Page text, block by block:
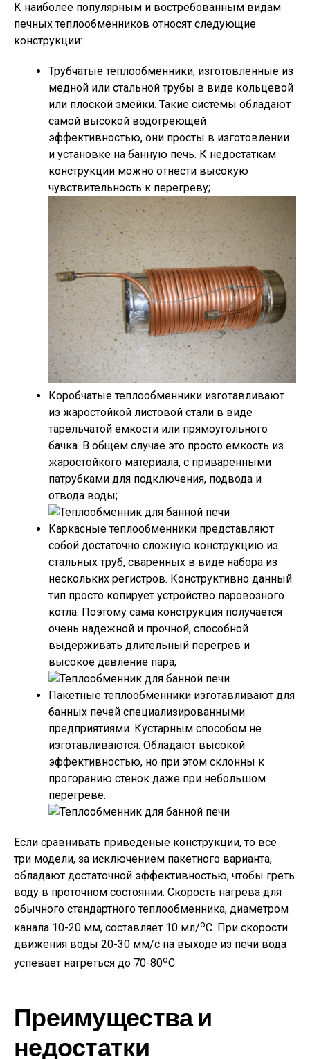
К наиболее популярным и востребованным видам
печных теплообменников относят следующие
конструкции:
Трубчатые теплообменники, изготовленные из
медной или стальной трубы в виде кольцевой
или плоской змейки. Такие системы обладают
самой высокой водогреющей
эффективностью, они просты в изготовлении
и установке на банную печь. К недостаткам
конструкции можно отнести высокую
чувствительность к перегреву;
Коробчатые теплообменники изготавливают
из жаростойкой листовой стали в виде
тарельчатой емкости или прямоугольного
бачка. В общем случае это просто емкость из
жаростойкого материала, с приваренными
патрубками для подключения, подвода и
отвода воды;
Каркасные теплообменники представляют
собой достаточно сложную конструкцию из
стальных труб, сваренных в виде набора из
нескольких регистров. Конструктивно данный
тип просто копирует устройство паровозного
котла. Поэтому сама конструкция получается
очень надежной и прочной, способной
выдерживать длительный перегрев и
высокое давление пара;
Пакетные теплообменники изготавливают для
банных печей специализированными
предприятиями. Кустарным способом не
изготавливаются. Обладают высокой
эффективностью, но при этом склонны к
прогоранию стенок даже при небольшом
перегреве.
Если сравнивать приведеные конструкции, то все
три модели, за исключением пакетного варианта,
обладают достаточной эффективностью, чтобы греть
воду в проточном состоянии. Скорость нагрева для
обычного стандартного теплообменника, диаметром
канала 10-20 мм, составляет 10 мл/оС. При скорости
движения воды 20-30 мм/с на выходе из печи вода
успевает нагреться до 70-80оС.
Преимущества и
недостатки